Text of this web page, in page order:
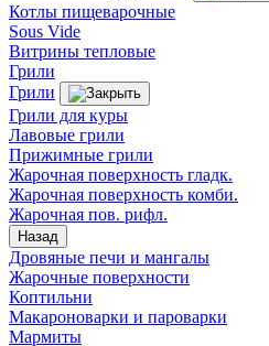
Котлы пищеварочные
Sous Vide
Витрины тепловые
Грили
Грили
Грили для куры
Лавовые грили
Прижимные грили
Жарочная поверхность гладк.
Жарочная поверхность комби.
Жарочная пов. рифл.
Назад
Дровяные печи и мангалы
Жарочные поверхности
Коптильни
Макароноварки и пароварки
Мармиты